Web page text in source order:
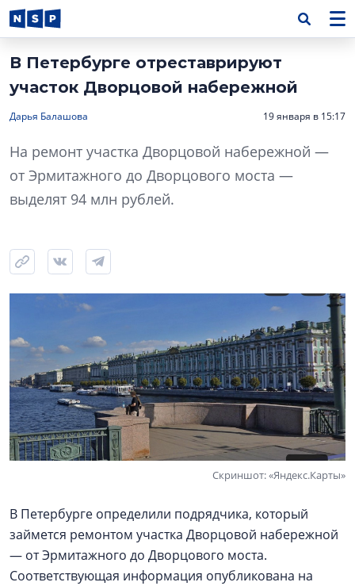
В Петербурге отреставрируют
участок Дворцовой набережной
Дарья Балашова 19 января в 15:17
На ремонт участка Дворцовой набережной —
от Эрмитажного до Дворцового моста —
выделят 94 млн рублей.
Скриншот: «Яндекс.Карты»
В Петербурге определили подрядчика, который
займется ремонтом участка Дворцовой набережной
— от Эрмитажного до Дворцового моста.
Соответствующая информация опубликована на